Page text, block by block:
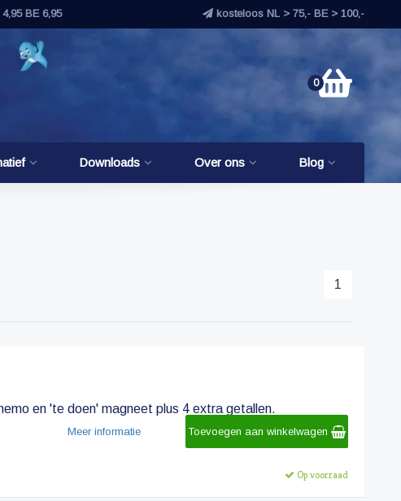
BE 6,95 kosteloos NL > 75,- BE > 100,-
0
Downloads Over ons Blog
1
en 'te doen' magneet plus 4 extra getallen.
Op voorraad
Toevoegen aan winkelwagen
Meer informatie